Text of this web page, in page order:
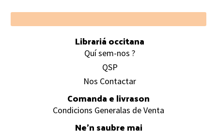
Footer
Librariá occitana
Quí sem-nos ?
QSP
Nos Contactar
Comanda e livrason
Condicions Generalas de Venta
Ne’n saubre mai